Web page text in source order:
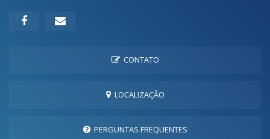
CONTATO
LOCALIZAÇÃO
PERGUNTAS FREQUENTES